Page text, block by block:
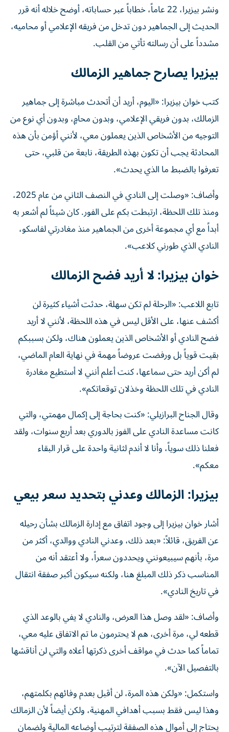
ونشر بيزيرا، 22 عاماً، خطاباً عبر حساباته، أوضح خلاله أنه قرر
الحديث إلى الجماهير دون تدخل من فريقه الإعلامي أو محاميه،
مشدداً على أن رسالته تأتي من القلب.
بيزيرا يصارح جماهير الزمالك
كتب خوان بيزيرا: «اليوم، أريد أن أتحدث مباشرة إلى جماهير
الزمالك، بدون فريقي الإعلامي، وبدون محامٍ، وبدون أي نوع من
التوجيه من الأشخاص الذين يعملون معي، لأنني أؤمن بأن هذه
المحادثة يجب أن تكون بهذه الطريقة، نابعة من قلبي، حتى
تعرفوا بالضبط ما الذي يحدث».
وأضاف: «وصلت إلى النادي في النصف الثاني من عام 2025،
ومنذ تلك اللحظة، ارتبطت بكم على الفور. كان شيئاً لم أشعر به
أبداً مع أي مجموعة أخرى من الجماهير منذ مغادرتي لفاسكو،
النادي الذي طورني كلاعب».
خوان بيزيرا: لا أريد فضح الزمالك
تابع اللاعب: «الرحلة لم تكن سهلة، حدثت أشياء كثيرة لن
أكشف عنها، على الأقل ليس في هذه اللحظة، لأنني لا أريد
فضح النادي أو الأشخاص الذين يعملون هناك، ولكن بسببكم
بقيت قوياً بل ورفضت عروضاً مهمة في نهاية العام الماضي،
لم أكن أريد حتى سماعها، كنت أعلم أنني لا أستطيع مغادرة
النادي في تلك اللحظة وخذلان توقعاتكم».
وقال الجناح البرازيلي: «كنت بحاجة إلى إكمال مهمتي، والتي
كانت مساعدة النادي على الفوز بالدوري بعد أربع سنوات، ولقد
فعلنا ذلك سوياً، وأنا لا أندم لثانية واحدة على قرار البقاء
معكم».
بيزيرا: الزمالك وعدني بتحديد سعر بيعي
أشار خوان بيزيرا إلى وجود اتفاق مع إدارة الزمالك بشأن رحيله
عن الفريق، قائلاً: «بعد ذلك، وعدني النادي ووالدي، أكثر من
مرة، بأنهم سيبيعونني ويحددون سعراً، ولا أعتقد أنه من
المناسب ذكر ذلك المبلغ هنا، ولكنه سيكون أكبر صفقة انتقال
في تاريخ النادي».
وأضاف: «لقد وصل هذا العرض، والنادي لا يفي بالوعد الذي
قطعه لي، مرة أخرى، هم لا يحترمون ما تم الاتفاق عليه معي،
تماماً كما حدث في مواقف أخرى ذكرتها أعلاه والتي لن أناقشها
بالتفصيل الآن».
واستكمل: «ولكن هذه المرة، لن أقبل بعدم وفائهم بكلمتهم،
وهذا ليس فقط بسبب أهدافي المهنية، ولكن أيضاً لأن الزمالك
يحتاج إلى أموال هذه الصفقة لترتيب أوضاعه المالية ولضمان